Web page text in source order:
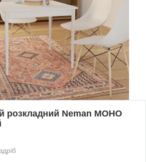
розкладний Neman МОНО